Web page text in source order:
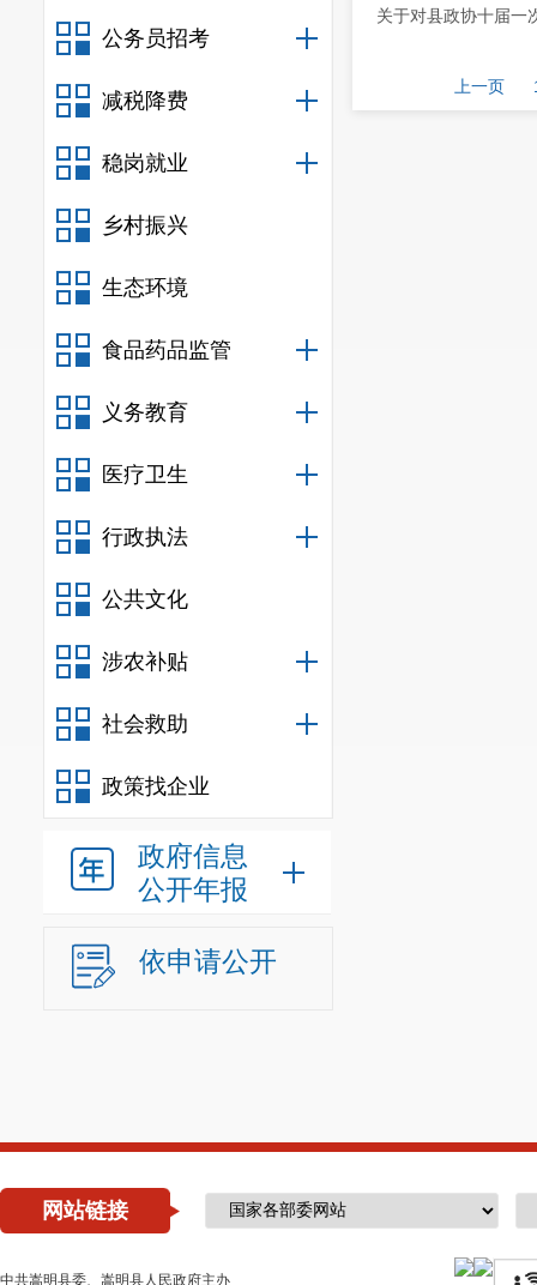
公务员招考
减税降费
稳岗就业
乡村振兴
生态环境
食品药品监管
义务教育
医疗卫生
行政执法
公共文化
涉农补贴
社会救助
政策找企业
政府信息
公开年报
依申请公开
关于对县政协十届一
上一页
网站链接
中共嵩明县委、嵩明县人民政府主办